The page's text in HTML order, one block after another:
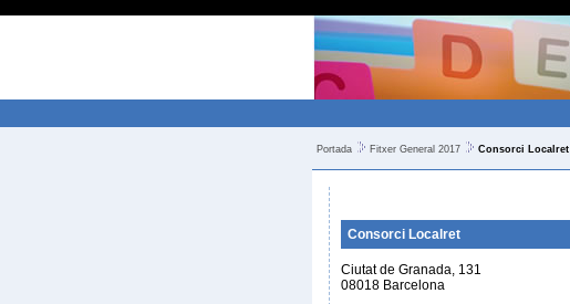
Portada Fitxer General 2017 Consorci Localret
Consorci Localret
Ciutat de Granada, 131
08018 Barcelona